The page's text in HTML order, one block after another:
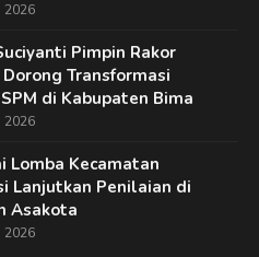
2026
Pimpin Rakor
Transformasi
di Kabupaten Bima
2026
Lomba Kecamatan
Lanjutkan Penilaian di
Asakota
2026